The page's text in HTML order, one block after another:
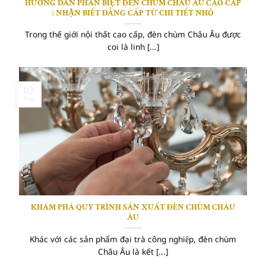
HƯỚNG DẪN PHÂN BIỆT ĐÈN CHÙM CHÂU ÂU CAO CẤP
: NHẬN BIẾT ĐẲNG CẤP TỪ CHI TIẾT NHỎ
Trong thế giới nội thất cao cấp, đèn chùm Châu Âu được
coi là linh [...]
KHÁM PHÁ QUY TRÌNH SẢN XUẤT ĐÈN CHÙM CHÂU
ÂU
Khác với các sản phẩm đại trà công nghiệp, đèn chùm
Châu Âu là kết [...]